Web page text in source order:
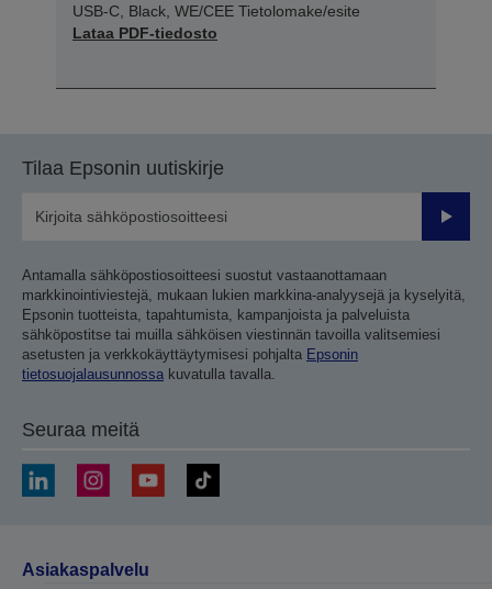
USB-C, Black, WE/CEE Tietolomake/esite
Lataa PDF-tiedosto
Tilaa Epsonin uutiskirje
Lähetä
Antamalla sähköpostiosoitteesi suostut vastaanottamaan
markkinointiviestejä, mukaan lukien markkina-analyysejä ja kyselyitä,
Epsonin tuotteista, tapahtumista, kampanjoista ja palveluista
sähköpostitse tai muilla sähköisen viestinnän tavoilla valitsemiesi
asetusten ja verkkokäyttäytymisesi pohjalta Epsonin
tietosuojalausunnossa kuvatulla tavalla.
Seuraa meitä
Asiakaspalvelu